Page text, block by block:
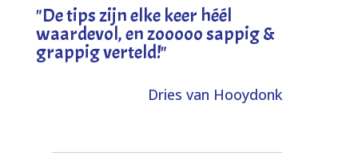
"De tips zijn elke keer héél
waardevol, en zooooo sappig &
grappig verteld!"
Dries van Hooydonk